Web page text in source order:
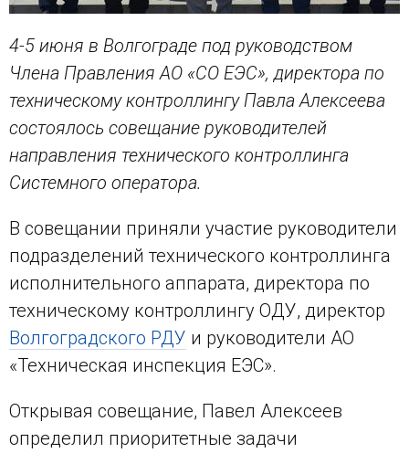
4-5 июня в Волгограде под руководством
Члена Правления АО «СО ЕЭС», директора по
техническому контроллингу Павла Алексеева
состоялось совещание руководителей
направления технического контроллинга
Системного оператора.
В совещании приняли участие руководители
подразделений технического контроллинга
исполнительного аппарата, директора по
техническому контроллингу ОДУ, директор
Волгоградского РДУ и руководители АО
«Техническая инспекция ЕЭС».
Открывая совещание, Павел Алексеев
определил приоритетные задачи